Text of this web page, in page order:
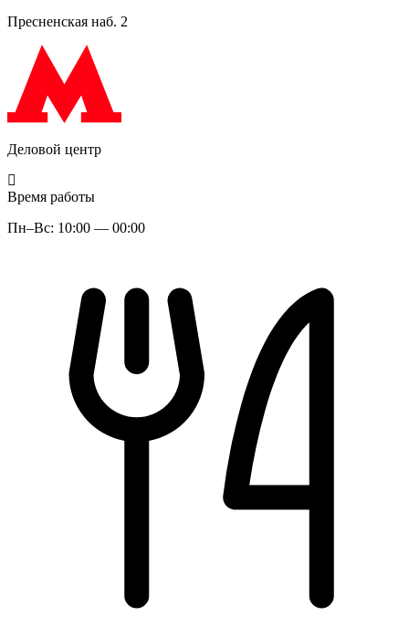
Пресненская наб. 2
Деловой центр
Время работы
Пн–Вс: 10:00 — 00:00